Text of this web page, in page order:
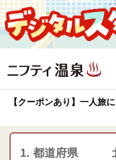
【クーポンあり】一人旅
1. 都道府県